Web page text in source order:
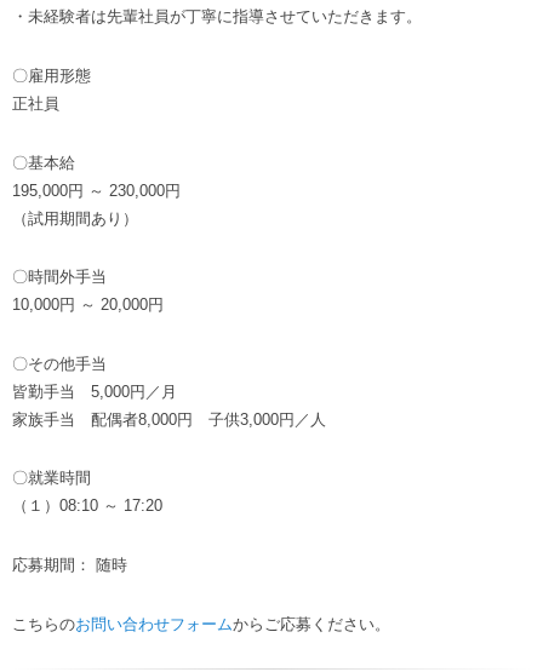
・未経験者は先輩社員が丁寧に指導させていただきます。
〇雇用形態
正社員
〇基本給
195,000円 ～ 230,000円
（試用期間あり）
〇時間外手当
10,000円 ～ 20,000円
〇その他手当
皆勤手当 5,000円／月
家族手当 配偶者8,000円 子供3,000円／人
〇就業時間
（１）08:10 ～ 17:20
応募期間： 随時
こちらのお問い合わせフォームからご応募ください。